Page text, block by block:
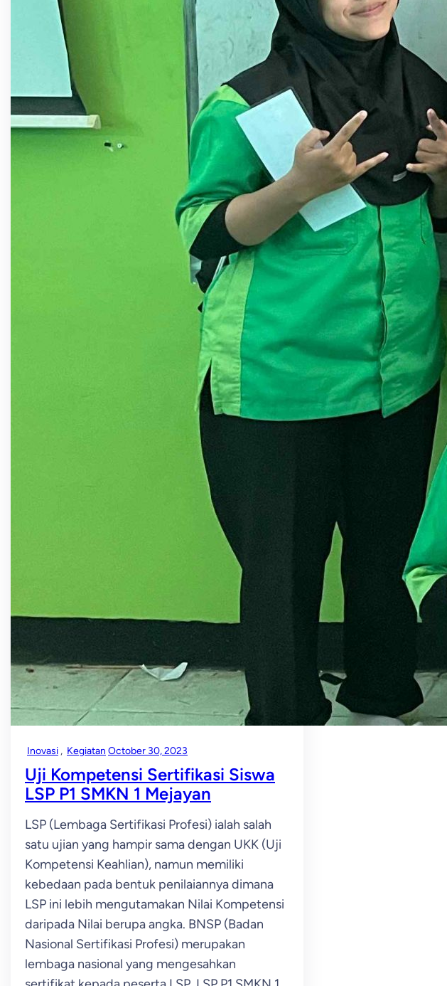
Inovasi , Kegiatan October 30, 2023
Uji Kompetensi Sertifikasi Siswa
LSP P1 SMKN 1 Mejayan
LSP (Lembaga Sertifikasi Profesi) ialah salah
satu ujian yang hampir sama dengan UKK (Uji
Kompetensi Keahlian), namun memiliki
kebedaan pada bentuk penilaiannya dimana
LSP ini lebih mengutamakan Nilai Kompetensi
daripada Nilai berupa angka. BNSP (Badan
Nasional Sertifikasi Profesi) merupakan
lembaga nasional yang mengesahkan